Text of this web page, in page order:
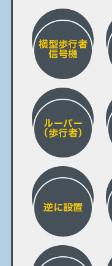
横型歩行者
信号機
ルーバー
（歩行者）
逆に設置